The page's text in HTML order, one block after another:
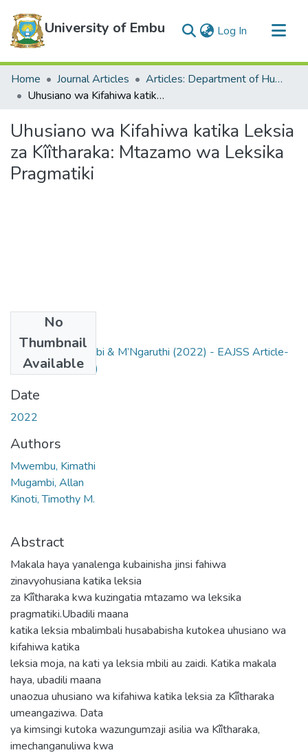
University of Embu Log In (current)
Communities & Collections
All of DSpace
Home Journal Articles
Articles: Department of Humanities
Uhusiano wa Kifahiwa katika Leksia za Kîîtharaka: Mtazamo wa Leksika Pragmatiki
Uhusiano wa Kifahiwa katika Leksia
za Kîîtharaka: Mtazamo wa Leksika
Pragmatiki
No
Thumbnail
Available
Mwembu, Mugambi & M’Ngaruthi (2022) - EAJSS Article-
2.pdf(364.83 KB)
Date
2022
Authors
Mwembu, Kimathi
Mugambi, Allan
Kinoti, Timothy M.
Abstract
Makala haya yanalenga kubainisha jinsi fahiwa
zinavyohusiana katika leksia
za Kîîtharaka kwa kuzingatia mtazamo wa leksika
pragmatiki.Ubadili maana
katika leksia mbalimbali husababisha kutokea uhusiano wa
kifahiwa katika
leksia moja, na kati ya leksia mbili au zaidi. Katika makala
haya, ubadili maana
unaozua uhusiano wa kifahiwa katika leksia za Kîîtharaka
umeangaziwa. Data
ya kimsingi kutoka wazungumzaji asilia wa Kîîtharaka,
imechanganuliwa kwa